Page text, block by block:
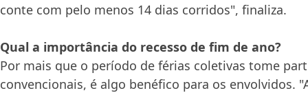
conte com pelo menos 14 dias corridos", finaliza.
Qual a importância do recesso de fim de ano?
Por mais que o período de férias coletivas tome
convencionais, é algo benéfico para os envolvidos.